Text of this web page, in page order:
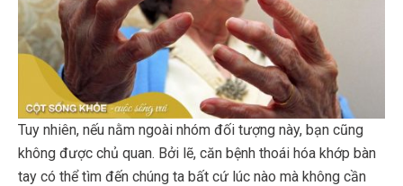
Tuy nhiên, nếu nằm ngoài nhóm đối tượng này, bạn cũng
không được chủ quan. Bởi lẽ, căn bệnh thoái hóa khớp bàn
tay có thể tìm đến chúng ta bất cứ lúc nào mà không cần